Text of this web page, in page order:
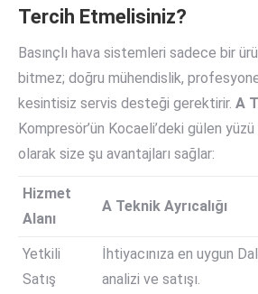
Tercih Etmelisiniz?
Basınçlı hava sistemleri sadece bir
bitmez; doğru mühendislik,
kesintisiz servis desteği gerektirir. A
Kompresör’ün Kocaeli’deki gülen
olarak size şu avantajları sağlar:
Hizmet
Alanı
A Teknik Ayrıcalığı
Yetkili
Satış
İhtiyacınıza en uygun
analizi ve satışı.